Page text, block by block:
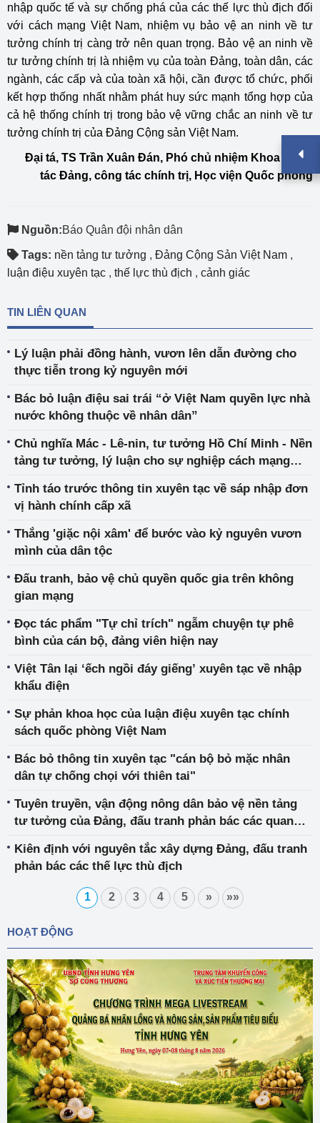
nhập quốc tế và sự chống phá của các thế lực thù địch đối
với cách mạng Việt Nam, nhiệm vụ bảo vệ an ninh về tư
tưởng chính trị càng trở nên quan trọng. Bảo vệ an ninh về
tư tưởng chính trị là nhiệm vụ của toàn Đảng, toàn dân, các
ngành, các cấp và của toàn xã hội, cần được tổ chức, phối
kết hợp thống nhất nhằm phát huy sức mạnh tổng hợp của
cả hệ thống chính trị trong bảo vệ vững chắc an ninh về tư
tưởng chính trị của Đảng Cộng sản Việt Nam.
Đại tá, TS Trần Xuân Đán, Phó chủ nhiệm Khoa Công
tác Đảng, công tác chính trị, Học viện Quốc phòng
Nguồn:Báo Quân đội nhân dân
Tags: nền tảng tư tưởng , Đảng Cộng Sản Việt Nam ,
luận điệu xuyên tạc , thế lực thù địch , cảnh giác
TIN LIÊN QUAN
Lý luận phải đồng hành, vươn lên dẫn đường cho
thực tiễn trong kỷ nguyên mới
Bác bỏ luận điệu sai trái “ở Việt Nam quyền lực nhà
nước không thuộc về nhân dân”
Chủ nghĩa Mác - Lê-nin, tư tưởng Hồ Chí Minh - Nền
tảng tư tưởng, lý luận cho sự nghiệp cách mạng
Tỉnh táo trước thông tin xuyên tạc về sáp nhập đơn
vị hành chính cấp xã
Thắng 'giặc nội xâm' để bước vào kỷ nguyên vươn
mình của dân tộc
Đấu tranh, bảo vệ chủ quyền quốc gia trên không
gian mạng
Đọc tác phẩm "Tự chỉ trích" ngẫm chuyện tự phê
bình của cán bộ, đảng viên hiện nay
Việt Tân lại ‘ếch ngồi đáy giếng’ xuyên tạc về nhập
khẩu điện
Sự phản khoa học của luận điệu xuyên tạc chính
sách quốc phòng Việt Nam
Bác bỏ thông tin xuyên tạc "cán bộ bỏ mặc nhân
dân tự chống chọi với thiên tai"
Tuyên truyền, vận động nông dân bảo vệ nền tảng
tư tưởng của Đảng, đấu tranh phản bác các quan
Kiên định với nguyên tắc xây dựng Đảng, đấu tranh
phản bác các thế lực thù địch
1 2 3 4 5 » »»
HOẠT ĐỘNG